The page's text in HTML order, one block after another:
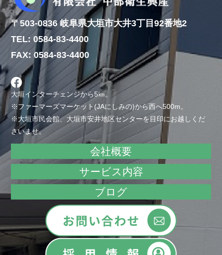
〒503-0836 岐阜県大垣市大井3丁目92番地2
TEL: 0584-83-4400
FAX: 0584-83-4400
大垣インターチェンジから5㎞。
※ファーマーズマーケット(JAにしみの)から西へ500m。
※大垣市民会館、大垣市安井地区センターを目印にお越しくだ
さいませ。
会社概要
サービス内容
ブログ